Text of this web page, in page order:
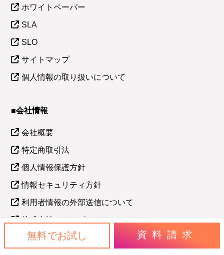
無料でお試し 資料請求
ホワイトペーパー
SLA
SLO
サイトマップ
個人情報の取り扱いについて
■会社情報
会社概要
特定商取引法
個人情報保護方針
情報セキュリティ方針
利用者情報の外部送信について
株式会社アイ・ピー・エル